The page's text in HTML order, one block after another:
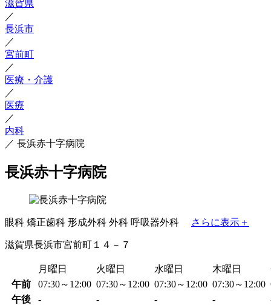
滋賀県
／
長浜市
／
宮前町
／
医療・介護
／
医療
／
内科
／ 長浜赤十字病院
長浜赤十字病院
眼科 矯正歯科 形成外科 外科 呼吸器外科 さらに表示＋
滋賀県長浜市宮前町１４－７
月曜日 火曜日 水曜日 木曜日
午前
07:30～12:00 07:30～12:00 07:30～12:00 07:30～12:00
午後
- - - -